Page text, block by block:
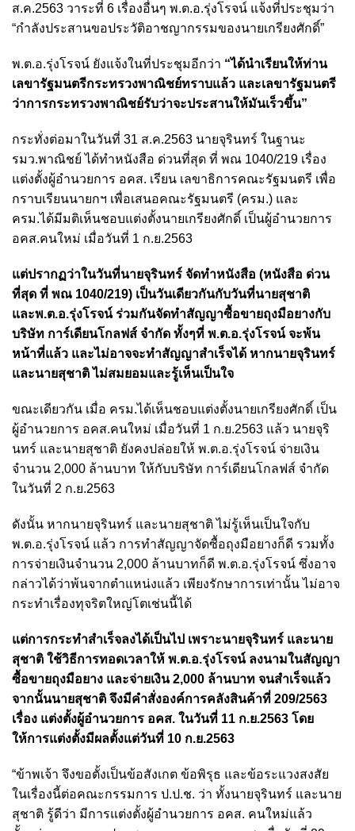
ส.ค.2563 วาระที่ 6 เรื่องอื่นๆ พ.ต.อ.รุ่งโรจน์ แจ้งที่ประชุมว่า
“กำลังประสานขอประวัติอาชญากรรมของนายเกรียงศักดิ์”
พ.ต.อ.รุ่งโรจน์ ยังแจ้งในที่ประชุมอีกว่า “ได้นำเรียนให้ท่าน
เลขารัฐมนตรีกระทรวงพาณิชย์ทราบแล้ว และเลขารัฐมนตรี
ว่าการกระทรวงพาณิชย์รับว่าจะประสานให้มันเร็วขึ้น”
กระทั่งต่อมาในวันที่ 31 ส.ค.2563 นายจุรินทร์ ในฐานะ
รมว.พาณิชย์ ได้ทำหนังสือ ด่วนที่สุด ที่ พณ 1040/219 เรื่อง
แต่งตั้งผู้อำนวยการ อคส. เรียน เลขาธิการคณะรัฐมนตรี เพื่อ
กราบเรียนนายกฯ เพื่อเสนอคณะรัฐมนตรี (ครม.) และ
ครม.ได้มีมติเห็นชอบแต่งตั้งนายเกรียงศักดิ์ เป็นผู้อำนวยการ
อคส.คนใหม่ เมื่อวันที่ 1 ก.ย.2563
แต่ปรากฏว่าในวันที่นายจุรินทร์ จัดทำหนังสือ (หนังสือ ด่วน
ที่สุด ที่ พณ 1040/219) เป็นวันเดียวกันกับวันที่นายสุชาติ
และพ.ต.อ.รุ่งโรจน์ ร่วมกันจัดทำสัญญาซื้อขายถุงมือยางกับ
บริษัท การ์เดียนโกลฟส์ จำกัด ทั้งๆที่ พ.ต.อ.รุ่งโรจน์ จะพ้น
หน้าที่แล้ว และไม่อาจจะทำสัญญาสำเร็จได้ หากนายจุรินทร์
และนายสุชาติ ไม่สมยอมและรู้เห็นเป็นใจ
ขณะเดียวกัน เมื่อ ครม.ได้เห็นชอบแต่งตั้งนายเกรียงศักดิ์ เป็น
ผู้อำนวยการ อคส.คนใหม่ เมื่อวันที่ 1 ก.ย.2563 แล้ว นายจุริ
นทร์ และนายสุชาติ ยังคงปล่อยให้ พ.ต.อ.รุ่งโรจน์ จ่ายเงิน
จำนวน 2,000 ล้านบาท ให้กับบริษัท การ์เดียนโกลฟส์ จำกัด
ในวันที่ 2 ก.ย.2563
ดังนั้น หากนายจุรินทร์ และนายสุชาติ ไม่รู้เห็นเป็นใจกับ
พ.ต.อ.รุ่งโรจน์ แล้ว การทำสัญญาจัดซื้อถุงมือยางก็ดี รวมทั้ง
การจ่ายเงินจำนวน 2,000 ล้านบาทก็ดี พ.ต.อ.รุ่งโรจน์ ซึ่งอาจ
กล่าวได้ว่าพ้นจากตำแหน่งแล้ว เพียงรักษาการเท่านั้น ไม่อาจ
กระทำเรื่องทุจริตใหญ่โตเช่นนี้ได้
แต่การกระทำสำเร็จลงได้เป็นไป เพราะนายจุรินทร์ และนาย
สุชาติ ใช้วิธีการทอดเวลาให้ พ.ต.อ.รุ่งโรจน์ ลงนามในสัญญา
ซื้อขายถุงมือยาง และจ่ายเงิน 2,000 ล้านบาท จนสำเร็จแล้ว
จากนั้นนายสุชาติ จึงมีคำสั่งองค์การคลังสินค้าที่ 209/2563
เรื่อง แต่งตั้งผู้อำนวยการ อคส. ในวันที่ 11 ก.ย.2563 โดย
ให้การแต่งตั้งมีผลตั้งแต่วันที่ 10 ก.ย.2563
“ข้าพเจ้า จึงขอตั้งเป็นข้อสังเกต ข้อพิรุธ และข้อระแวงสงสัย
ในเรื่องนี้ต่อคณะกรรมการ ป.ป.ช. ว่า ทั้งนายจุรินทร์ และนาย
สุชาติ รู้ดีว่า มีการแต่งตั้งผู้อำนวยการ อคส. คนใหม่แล้ว